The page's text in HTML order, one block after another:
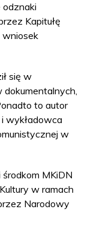
Kapitułę
wniosek
się w
dokumentalnych,
to autor
wykładowca
w
MKiDN
w ramach
Narodowy